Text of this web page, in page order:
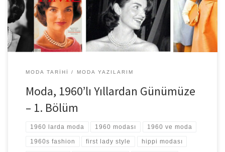
MODA TARIHI MODA YAZILARIM
Moda, 1960’lı Yıllardan Günümüze
– 1. Bölüm
1960 larda moda 1960 modası 1960 ve moda
1960s fashion first lady style hippi modası